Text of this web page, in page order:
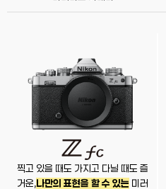
찍고 있을 때도 가지고 다닐 때도 즐
거운,나만의 표현을 할 수 있는 미러